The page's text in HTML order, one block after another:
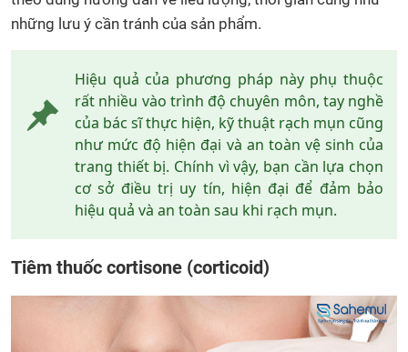
những lưu ý cần tránh của sản phẩm.
Hiệu quả của phương pháp này phụ thuộc
rất nhiều vào trình độ chuyên môn, tay nghề
của bác sĩ thực hiện, kỹ thuật rạch mụn cũng
như mức độ hiện đại và an toàn vệ sinh của
trang thiết bị. Chính vì vậy, bạn cần lựa chọn
cơ sở điều trị uy tín, hiện đại để đảm bảo
hiệu quả và an toàn sau khi rạch mụn.
Tiêm thuốc cortisone (corticoid)